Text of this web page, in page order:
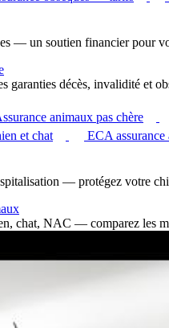
— un soutien financier pour
garanties décès, invalidité et
animaux pas chère
et chat ECA assurance
— protégez votre
chat, NAC — comparez les